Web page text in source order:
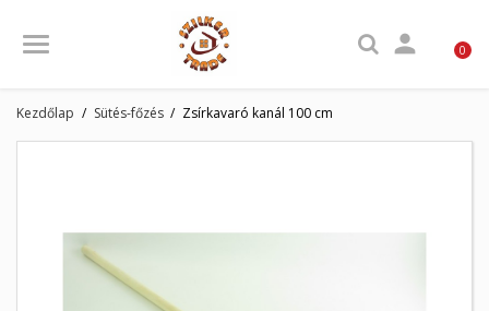
 0
Kezdőlap Sütés-főzés Zsírkavaró kanál 100 cm